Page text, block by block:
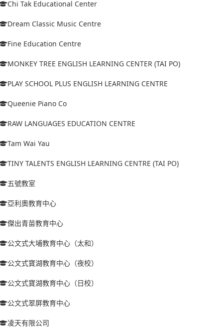
Chi Tak Educational Center
Dream Classic Music Centre
Fine Education Centre
MONKEY TREE ENGLISH LEARNING CENTER (TAI PO)
PLAY SCHOOL PLUS ENGLISH LEARNING CENTRE
Queenie Piano Co
RAW LANGUAGES EDUCATION CENTRE
Tam Wai Yau
TINY TALENTS ENGLISH LEARNING CENTRE (TAI PO)
五號教室
亞利奧教育中心
傑出青苗教育中心
公文式大埔教育中心（太和）
公文式寶湖教育中心（夜校）
公文式寶湖教育中心（日校）
公文式翠屏教育中心
凌天有限公司